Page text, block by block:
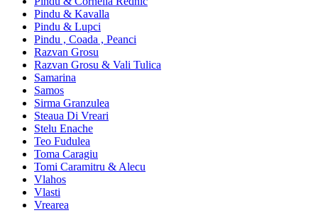
Pindu & Kavalla
Pindu & Lupci
Pindu , Coada , Peanci
Razvan Grosu
Razvan Grosu & Vali Tulica
Samarina
Samos
Sirma Granzulea
Steaua Di Vreari
Stelu Enache
Teo Fudulea
Toma Caragiu
Tomi Caramitru & Alecu
Vlahos
Vlasti
Vrearea